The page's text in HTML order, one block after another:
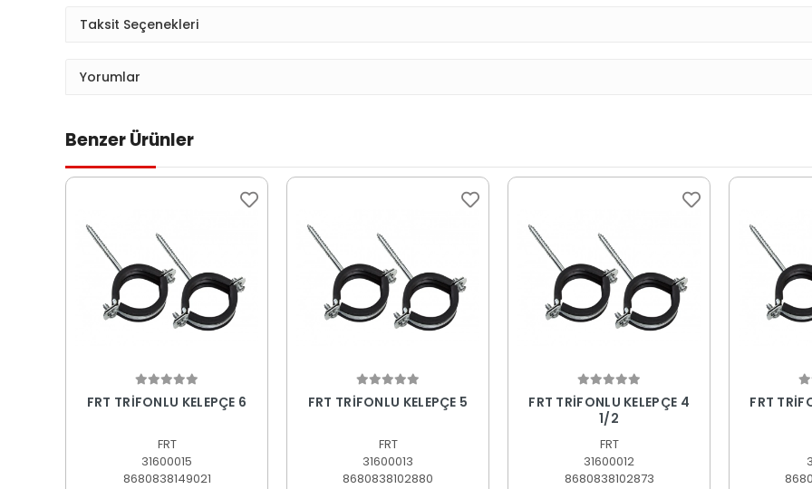
Taksit Seçenekleri
Yorumlar
Benzer Ürünler
FRT TRİFONLU KELEPÇE 6
FRT
31600015
8680838149021
FRT TRİFONLU KELEPÇE 5
FRT
31600013
8680838102880
FRT TRİFONLU KELEPÇE 4
1/2
FRT
31600012
8680838102873
FRT